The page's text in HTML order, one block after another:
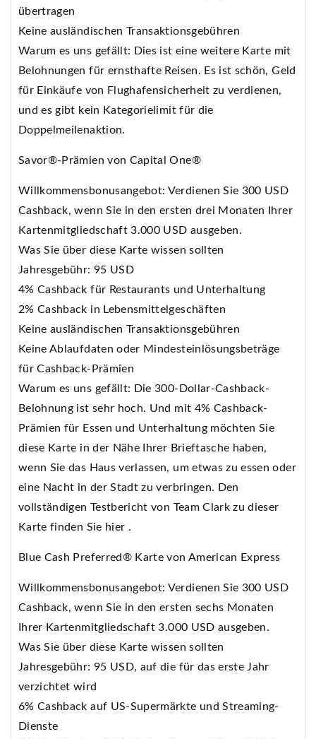
übertragen
Keine ausländischen Transaktionsgebühren
Warum es uns gefällt: Dies ist eine weitere Karte mit
Belohnungen für ernsthafte Reisen. Es ist schön, Geld
für Einkäufe von Flughafensicherheit zu verdienen,
und es gibt kein Kategorielimit für die
Doppelmeilenaktion.
Savor®-Prämien von Capital One®
Willkommensbonusangebot: Verdienen Sie 300 USD
Cashback, wenn Sie in den ersten drei Monaten Ihrer
Kartenmitgliedschaft 3.000 USD ausgeben.
Was Sie über diese Karte wissen sollten
Jahresgebühr: 95 USD
4% Cashback für Restaurants und Unterhaltung
2% Cashback in Lebensmittelgeschäften
Keine ausländischen Transaktionsgebühren
Keine Ablaufdaten oder Mindesteinlösungsbeträge
für Cashback-Prämien
Warum es uns gefällt: Die 300-Dollar-Cashback-
Belohnung ist sehr hoch. Und mit 4% Cashback-
Prämien für Essen und Unterhaltung möchten Sie
diese Karte in der Nähe Ihrer Brieftasche haben,
wenn Sie das Haus verlassen, um etwas zu essen oder
eine Nacht in der Stadt zu verbringen. Den
vollständigen Testbericht von Team Clark zu dieser
Karte finden Sie hier .
Blue Cash Preferred® Karte von American Express
Willkommensbonusangebot: Verdienen Sie 300 USD
Cashback, wenn Sie in den ersten sechs Monaten
Ihrer Kartenmitgliedschaft 3.000 USD ausgeben.
Was Sie über diese Karte wissen sollten
Jahresgebühr: 95 USD, auf die für das erste Jahr
verzichtet wird
6% Cashback auf US-Supermärkte und Streaming-
Dienste